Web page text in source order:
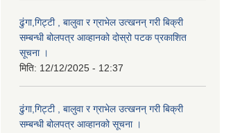
ढुंगा,गिट्टी , बालुवा र ग्राभेल उत्खनन् गरी बिक्री
सम्बन्धी बोलपत्र आव्हानको दोस्रो पटक प्रकाशित
सूचना ।
मिति: 12/12/2025 - 12:37
ढुंगा,गिट्टी , बालुवा र ग्राभेल उत्खनन् गरी बिक्री
सम्बन्धी बोलपत्र आव्हानको सूचना ।